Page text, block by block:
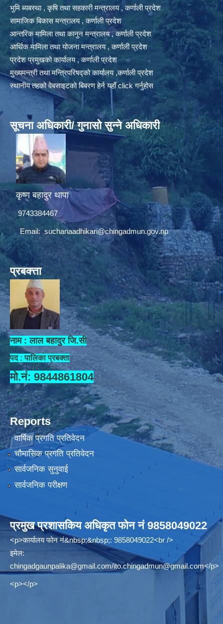
भुमि ब्यबस्था , कृषि तथा सहकारी मन्त्रालय , कर्णाली प्रदेश
सामाजिक बिकास मन्त्रालय , कर्णाली प्रदेश
आन्तरिक मामिला तथा कानुन मन्त्रालय , कर्णाली प्रदेश
आर्थिक मामिला तथा योजना मन्त्रालय , कर्णाली प्रदेश
प्रदेश प्रमुखको कार्यालय , कर्णाली प्रदेश
मुख्यमन्त्री तथा मन्त्रिपरिषद्को कार्यालय ,कर्णाली प्रदेश
स्थानीय तहको वेबसाइटको बिबरण हेर्न यहाँ click गर्नुहोस
सूचना अधिकारी/ गुनासो सुन्ने अधिकारी
कृष्ण बहादुर थापा
9743384467
Email:suchanaadhikari@chingadmun.gov.np
प्रबक्त्ता
नाम : लाल बहादुर जि.सी
पद : पालिका प्रबक्ता
मो.नं: 9844861804
Reports
वार्षिक प्रगति प्रतिवेदन
चौमासिक प्रगति प्रतिवेदन
सार्वजनिक सुनुवाई
सार्वजनिक परीक्षण
प्रमुख प्रशासकिय अधिकृत फोन नं 9858049022
<p>कार्यालय फोन नं&nbsp;&nbsp;: 9858049022<br />
इमेल:
chingadgaunpalika@gmail.com/ito.chingadmun@gmail.com</p>
<p></p>